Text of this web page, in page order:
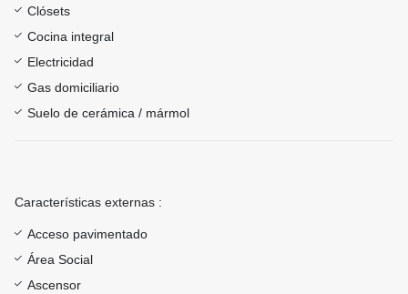
Clósets
Cocina integral
Electricidad
Gas domiciliario
Suelo de cerámica / mármol
Características externas :
Acceso pavimentado
Área Social
Ascensor